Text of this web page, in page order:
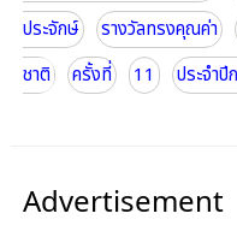
ประจักษ์
รางวัลทรงคุณค่า
ชาติ
ครั้งที่ 11 ประจำปี
Advertisement